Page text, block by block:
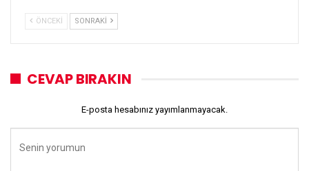
ÖNCEKI SONRAKI
CEVAP BIRAKIN
E-posta hesabınız yayımlanmayacak.